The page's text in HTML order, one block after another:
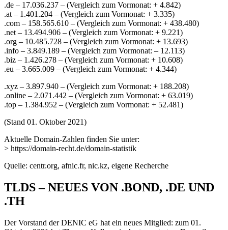
.de – 17.036.237 – (Vergleich zum Vormonat: + 4.842)
.at – 1.401.204 – (Vergleich zum Vormonat: + 3.335)
.com – 158.565.610 – (Vergleich zum Vormonat: + 438.480)
.net – 13.494.906 – (Vergleich zum Vormonat: + 9.221)
.org – 10.485.728 – (Vergleich zum Vormonat: + 13.693)
.info – 3.849.189 – (Vergleich zum Vormonat: – 12.113)
.biz – 1.426.278 – (Vergleich zum Vormonat: + 10.608)
.eu – 3.665.009 – (Vergleich zum Vormonat: + 4.344)
.xyz – 3.897.940 – (Vergleich zum Vormonat: + 188.208)
.online – 2.071.442 – (Vergleich zum Vormonat: + 63.019)
.top – 1.384.952 – (Vergleich zum Vormonat: + 52.481)
(Stand 01. Oktober 2021)
Aktuelle Domain-Zahlen finden Sie unter:
> https://domain-recht.de/domain-statistik
Quelle: centr.org, afnic.fr, nic.kz, eigene Recherche
TLDS – NEUES VON .BOND, .DE UND
.TH
Der Vorstand der DENIC eG hat ein neues Mitglied: zum 01.